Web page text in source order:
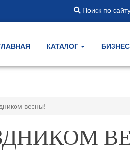
Поиск по сайту
КАТАЛОГ
весны!